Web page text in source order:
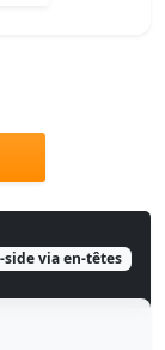
via en-têtes